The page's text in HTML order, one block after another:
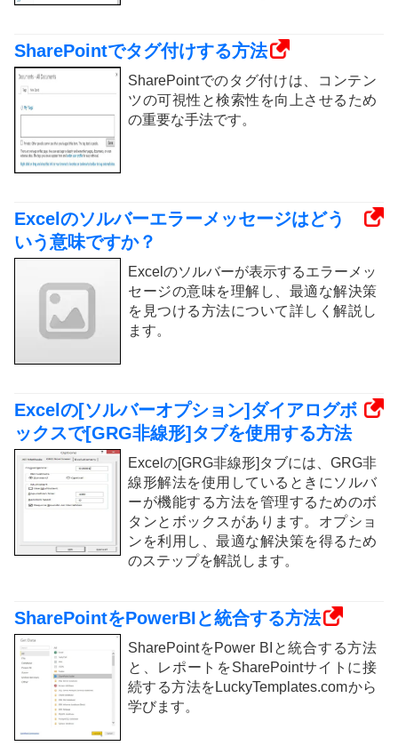
SharePointでタグ付けする方法
SharePointでのタグ付けは、コンテン
ツの可視性と検索性を向上させるため
の重要な手法です。
Excelのソルバーエラーメッセージはどう
いう意味ですか？
Excelのソルバーが表示するエラーメッ
セージの意味を理解し、最適な解決策
を見つける方法について詳しく解説し
ます。
Excelの[ソルバーオプション]ダイアログボ
ックスで[GRG非線形]タブを使用する方法
Excelの[GRG非線形]タブには、GRG非
線形解法を使用しているときにソルバ
ーが機能する方法を管理するためのボ
タンとボックスがあります。オプショ
ンを利用し、最適な解決策を得るため
のステップを解説します。
SharePointをPowerBIと統合する方法
SharePointをPower BIと統合する方法
と、レポートをSharePointサイトに接
続する方法をLuckyTemplates.comから
学びます。